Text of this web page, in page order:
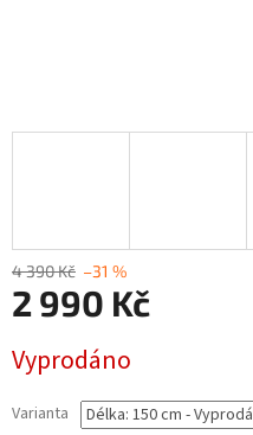
4 390 Kč –31 %
2 990 Kč
cena:
Vyprodáno
Varianta